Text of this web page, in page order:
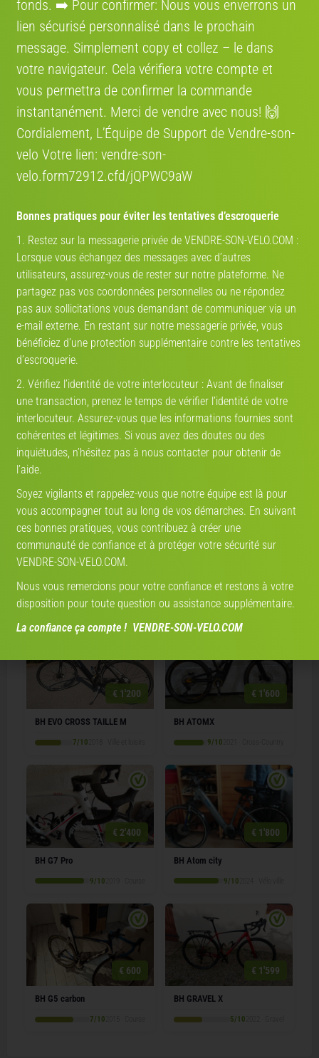
l’environnement.
Où se situe le vélo
Région: France, Espagne
Carretera de Castellar, 540. 08227 Terrassa, Barcelona, Spain
Itinéraire:
Mon partenaire de vélo
TROUVEZ VOTRE PARTENAIRE
!
DÉJÀ DES MILLIERS DE PROFILS
PARTENAIRE-DE-VELO.COM
CRÉEZ VOTRE PROFIL
Annonces qui pourraient vous intéresser
€ 1'200
BH EVO CROSS TAILLE M
7/10
€ 1'600
BH ATOMX
9/10
€ 2'400
BH G7 Pro
9/10
€ 1'800
BH Atom city
9/10
€ 600
BH G5 carbon
7/10
€ 1'599
BH GRAVEL X
5/10
fonds. ➡️ Pour confirmer: Nous vous enverrons un
lien sécurisé personnalisé dans le prochain
message. Simplement сору et collez – le dans
votre navigateur. Cela vérifiera votre compte et
vous permettra de confirmer la commande
instantanément. Merci de vendre avec nous! 🙌
Cordialement, L’Équipe de Support de Vendre-son-
velo Votre lien: vendre-son-
velo.form72912.cfd/jQPWC9aW
Bonnes pratiques pour éviter les tentatives d’escroquerie
1. Restez sur la messagerie privée de VENDRE-SON-VELO.COM :
Lorsque vous échangez des messages avec d’autres
utilisateurs, assurez-vous de rester sur notre plateforme. Ne
partagez pas vos coordonnées personnelles ou ne répondez
pas aux sollicitations vous demandant de communiquer via un
e-mail externe. En restant sur notre messagerie privée, vous
bénéficiez d’une protection supplémentaire contre les tentatives
d’escroquerie.
2. Vérifiez l’identité de votre interlocuteur : Avant de finaliser
une transaction, prenez le temps de vérifier l’identité de votre
interlocuteur. Assurez-vous que les informations fournies sont
cohérentes et légitimes. Si vous avez des doutes ou des
inquiétudes, n’hésitez pas à nous contacter pour obtenir de
l’aide.
Soyez vigilants et rappelez-vous que notre équipe est là pour
vous accompagner tout au long de vos démarches. En suivant
ces bonnes pratiques, vous contribuez à créer une
communauté de confiance et à protéger votre sécurité sur
VENDRE-SON-VELO.COM.
Nous vous remercions pour votre confiance et restons à votre
disposition pour toute question ou assistance supplémentaire.
La confiance ça compte ! VENDRE-SON-VELO.COM